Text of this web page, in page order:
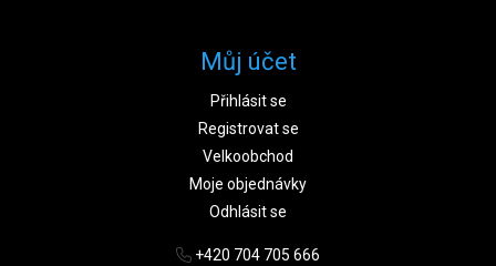
Můj účet
Přihlásit se
Registrovat se
Velkoobchod
Moje objednávky
Odhlásit se
+420 704 705 666